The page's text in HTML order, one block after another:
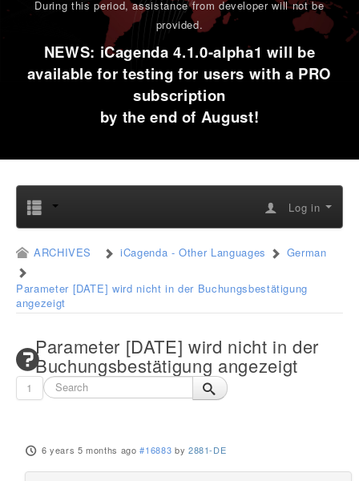
During this period,assistance from developer will not be
provided.
NEWS: iCagenda 4.1.0-alpha1 will be
available for testing for users with a PRO
subscription
by the end of August!
Log in
ARCHIVES iCagenda - Other Languages German
Parameter [DATE] wird nicht in der Buchungsbestätigung
angezeigt
Parameter [DATE] wird nicht in der
Buchungsbestätigung angezeigt
1
6 years 5 months ago #16883 by 2881-DE